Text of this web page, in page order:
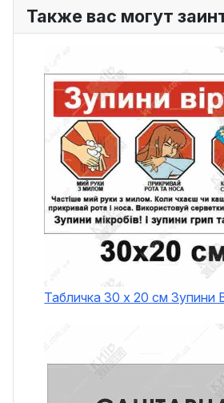
Также вас могут
Табличка 30 х 20 см Зупини